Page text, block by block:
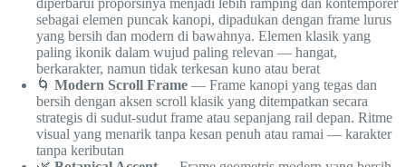
diperbarui proporsinya menjadi lebih ramping dan kontemporer
sebagai elemen puncak kanopi, dipadukan dengan frame lurus
yang bersih dan modern di bawahnya. Elemen klasik yang
paling ikonik dalam wujud paling relevan — hangat,
berkarakter, namun tidak terkesan kuno atau berat
🌀 Modern Scroll Frame — Frame kanopi yang tegas dan
bersih dengan aksen scroll klasik yang ditempatkan secara
strategis di sudut-sudut frame atau sepanjang rail depan. Ritme
visual yang menarik tanpa kesan penuh atau ramai — karakter
tanpa keributan